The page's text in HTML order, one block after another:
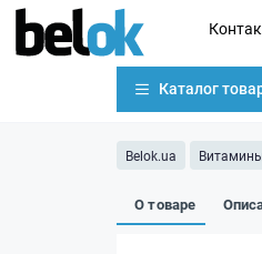
Каталог
Belok.ua
О товаре